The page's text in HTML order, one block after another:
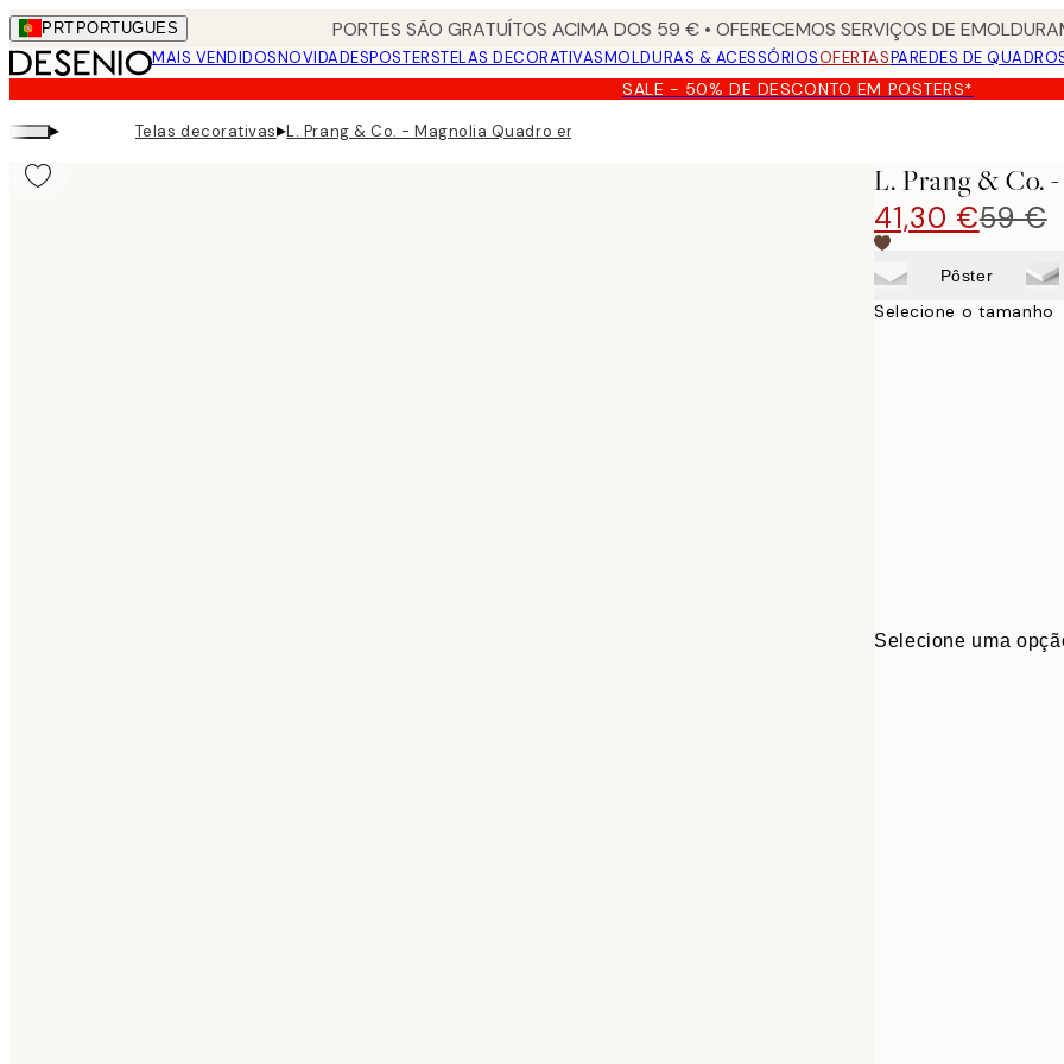
Skip
to
main
content.
PRT PORTUGUES PORTES SÃO GRATUÍTOS ACIMA DOS 59 € • OFERECEMOS SERVIÇOS DE
MAIS VENDIDOSNOVIDADESPOSTERSTELAS DECORATIVASMOLDURAS & ACESSÓRIOSOFERTASPAREDES DE
SALE - 50% DE DESCONTO EM POSTERS*
▸ Telas decorativas▸L. Prang & Co. - Magnolia Quadro em tela
L. Prang & Co.
41,30 €59 €
Pôster
Selecione o tamanho
Selecione uma